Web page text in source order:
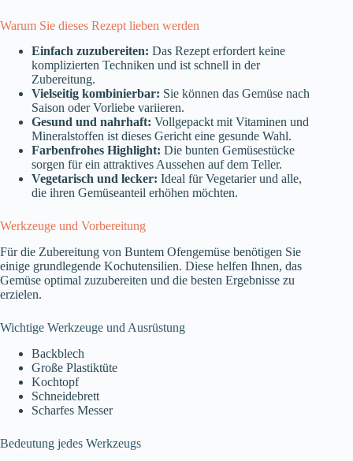
Warum Sie dieses Rezept lieben werden
Einfach zuzubereiten: Das Rezept erfordert keine
komplizierten Techniken und ist schnell in der
Zubereitung.
Vielseitig kombinierbar: Sie können das Gemüse nach
Saison oder Vorliebe variieren.
Gesund und nahrhaft: Vollgepackt mit Vitaminen und
Mineralstoffen ist dieses Gericht eine gesunde Wahl.
Farbenfrohes Highlight: Die bunten Gemüsestücke
sorgen für ein attraktives Aussehen auf dem Teller.
Vegetarisch und lecker: Ideal für Vegetarier und alle,
die ihren Gemüseanteil erhöhen möchten.
Werkzeuge und Vorbereitung
Für die Zubereitung von Buntem Ofengemüse benötigen Sie
einige grundlegende Kochutensilien. Diese helfen Ihnen, das
Gemüse optimal zuzubereiten und die besten Ergebnisse zu
erzielen.
Wichtige Werkzeuge und Ausrüstung
Backblech
Große Plastiktüte
Kochtopf
Schneidebrett
Scharfes Messer
Bedeutung jedes Werkzeugs